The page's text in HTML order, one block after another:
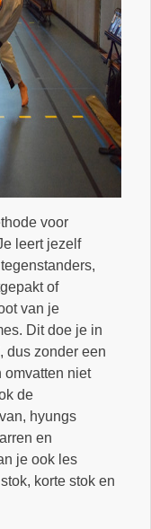
voor
leert jezelf
of
van je
Dit doe je in
dus zonder een
omvatten niet
de
hyungs
en
je ook les
korte stok en